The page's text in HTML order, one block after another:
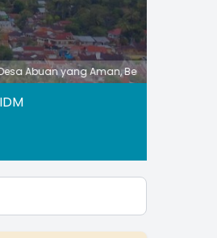
Berbudaya, Unggul, Asri dan